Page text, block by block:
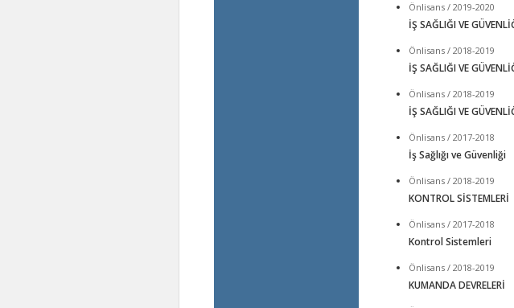
Önlisans / 2019-2020
İŞ SAĞLIĞI VE
Önlisans / 2018-2019
İŞ SAĞLIĞI VE
Önlisans / 2018-2019
İŞ SAĞLIĞI VE
Önlisans / 2017-2018
İş Sağlığı ve Güvenliği
Önlisans / 2018-2019
KONTROL SİSTEMLERİ
Önlisans / 2017-2018
Kontrol Sistemleri
Önlisans / 2018-2019
KUMANDA DEVRELERİ